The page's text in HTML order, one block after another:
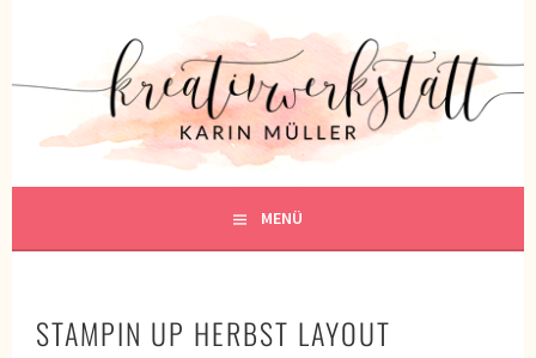
KREATIVWERKSTATT
KREATIV SEIN
MENÜ
STAMPIN UP HERBST LAYOUT